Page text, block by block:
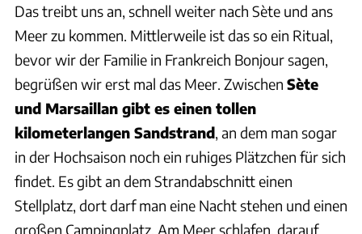
Das treibt uns an, schnell weiter nach Sète und ans
Meer zu kommen. Mittlerweile ist das so ein Ritual,
bevor wir der Familie in Frankreich Bonjour sagen,
begrüßen wir erst mal das Meer. Zwischen Sète
und Marsaillan gibt es einen tollen
kilometerlangen Sandstrand, an dem man sogar
in der Hochsaison noch ein ruhiges Plätzchen für sich
findet. Es gibt an dem Strandabschnitt einen
Stellplatz, dort darf man eine Nacht stehen und einen
großen Campingplatz. Am Meer schlafen, darauf